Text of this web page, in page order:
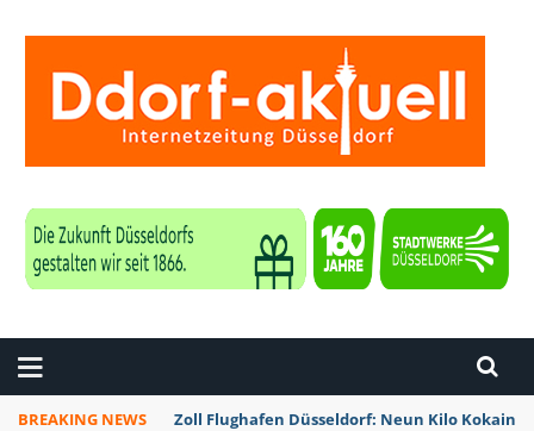
BREAKING NEWS Zoll Flughafen Düsseldorf: Neun Kilo Kokain